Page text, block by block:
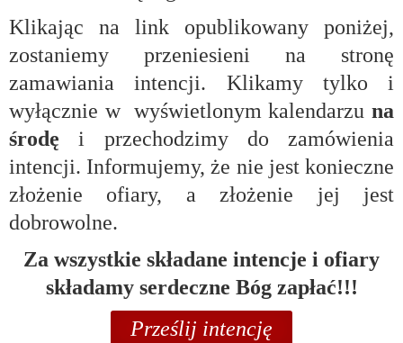
Klikając na link opublikowany poniżej,
zostaniemy przeniesieni na stronę
zamawiania intencji. Klikamy tylko i
wyłącznie w wyświetlonym kalendarzu na
środę i przechodzimy do zamówienia
intencji. Informujemy, że nie jest konieczne
złożenie ofiary, a złożenie jej jest
dobrowolne.
Za wszystkie składane intencje i ofiary
składamy serdeczne Bóg zapłać!!!
Prześlij intencję